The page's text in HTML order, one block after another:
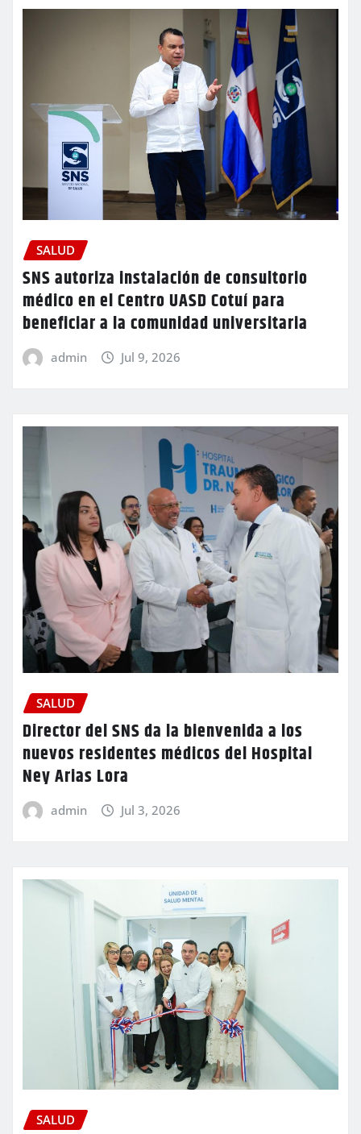
SALUD
SNS autoriza instalación de consultorio
médico en el Centro UASD Cotuí para
beneficiar a la comunidad universitaria
admin Jul 9, 2026
SALUD
Director del SNS da la bienvenida a los
nuevos residentes médicos del Hospital
Ney Arias Lora
admin Jul 3, 2026
SALUD